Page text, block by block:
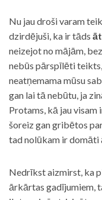
Nu jau droši varam
dzirdējuši, ka ir tāds
neizejot no mājām,
nebūs pārspīlēti
neatņemama mūsu
gan lai tā nebūtu, ja
Protams, kā jau visam
šoreiz gan gribētos
tad nolūkam ir
Nedrīkst aizmirst, ka
ārkārtas gadījumiem,